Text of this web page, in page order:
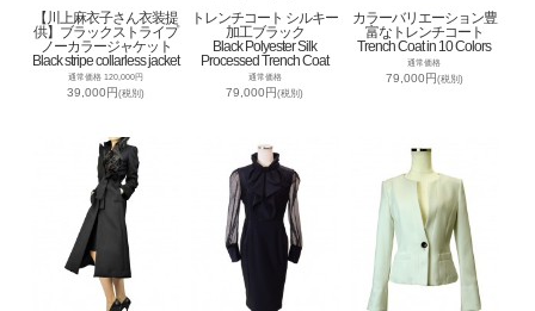
【川上麻衣子さん衣装提
供】ブラックストライプ
ノーカラージャケット
Black stripe collarless jacket
通常価格 120,000円
39,000円(税別)
トレンチコート シルキー
加工ブラック
Black Polyester Silk
Processed Trench Coat
通常価格
79,000円(税別)
カラーバリエーション豊
富なトレンチコート
Trench Coat in 10 Colors
通常価格
79,000円(税別)